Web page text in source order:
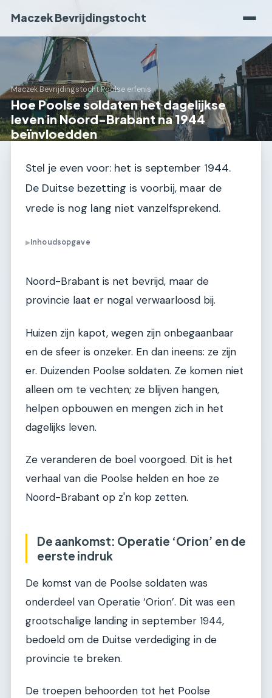
Maczek Bevrijdingstocht
Maczek Bevrijdingstocht›Poolse erfenis
Hoe Poolse soldaten het dagelijkse
leven in Noord-Brabant na 1944
beïnvloedden
Stel je even voor: het is september 1944.
De Duitse bezetting is voorbij, maar de
vrede is nog lang niet vanzelfsprekend.
▶Inhoudsopgave
Noord-Brabant is net bevrijd, maar de
provincie laat er nogal verwaarloosd bij.
Huizen zijn kapot, wegen zijn onbegaanbaar
en de sfeer is onzeker. En dan ineens: ze zijn
er. Duizenden Poolse soldaten. Ze komen niet
alleen om te vechten; ze blijven hangen,
helpen opbouwen en mengen zich in het
dagelijks leven.
Ze veranderen de boel voorgoed. Dit is het
verhaal van die Poolse helden en hoe ze
Noord-Brabant op z'n kop zetten.
De aankomst: Operatie ‘Orion’ en de
eerste indruk
De komst van de Poolse soldaten was
onderdeel van Operatie ‘Orion’. Dit was een
grootschalige landing in september 1944,
bedoeld om de Duitse verdediging in de
provincie te breken.
De troepen behoorden tot het Poolse